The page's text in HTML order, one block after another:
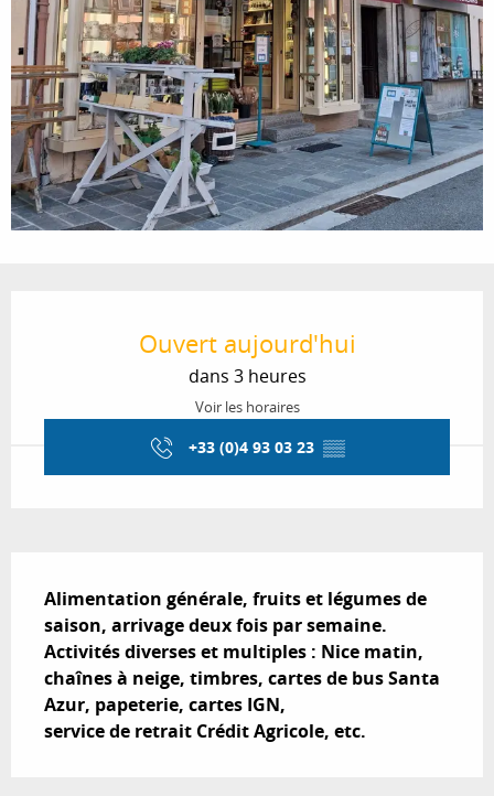
Ouvert aujourd'hui
dans 3 heures
Voir les horaires
+33 (0)4 93 03 23 ▒▒
Alimentation générale, fruits et légumes de
saison, arrivage deux fois par semaine.
Activités diverses et multiples : Nice matin,
chaînes à neige, timbres, cartes de bus Santa
Azur, papeterie, cartes IGN,
service de retrait Crédit Agricole, etc.